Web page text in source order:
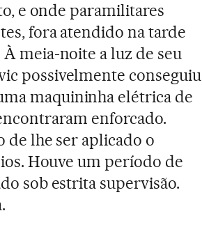
e onde paramilitares
fora atendido na tarde
meia-noite a luz de seu
possivelmente conseguiu
maquininha elétrica de
enforcado.
de lhe ser aplicado o
Houve um período de
sob estrita supervisão.